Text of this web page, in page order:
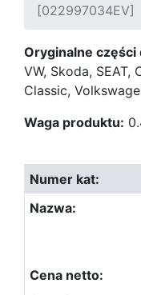
[022997034EV]
Oryginalne części
VW, Skoda, SEAT,
Classic,
Waga produktu: